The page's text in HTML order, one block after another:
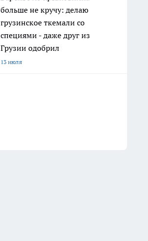
больше не кручу: делаю
грузинское ткемали со
специями - даже друг из
Грузии одобрил
13 июля